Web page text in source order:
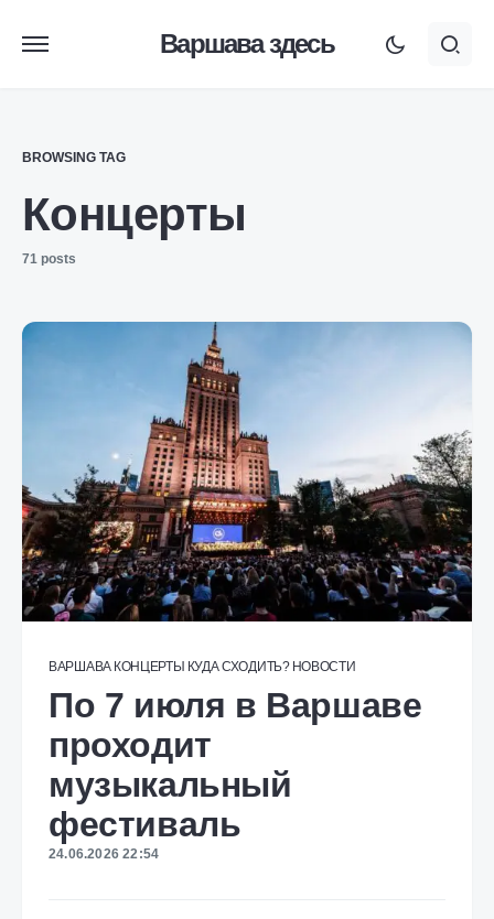
Варшава здесь
BROWSING TAG
Концерты
71 posts
ВАРШАВА КОНЦЕРТЫ КУДА СХОДИТЬ? НОВОСТИ
По 7 июля в Варшаве
проходит
музыкальный
фестиваль
24.06.2026 22:54